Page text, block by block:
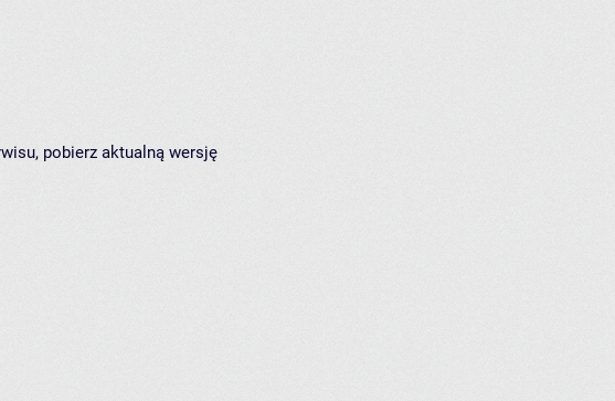
pobierz aktualną wersję